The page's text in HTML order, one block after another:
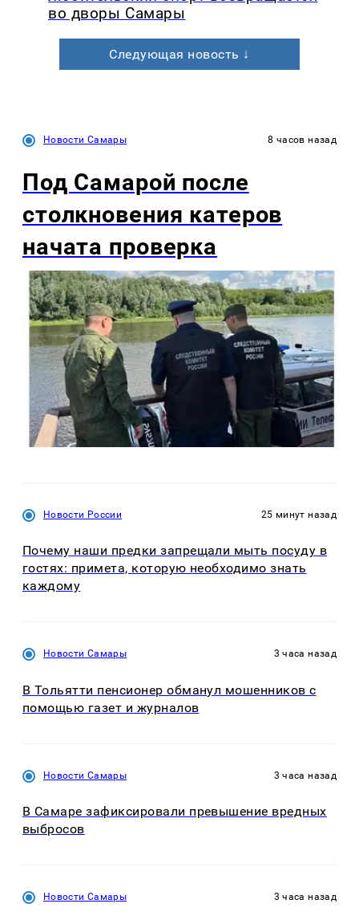
во дворы Самары
Следующая новость ↓
Новости Самары 8 часов назад
Под Самарой после
столкновения катеров
начата проверка
Новости России 25 минут назад
Почему наши предки запрещали мыть посуду в
гостях: примета, которую необходимо знать
каждому
Новости Самары 3 часа назад
В Тольятти пенсионер обманул мошенников с
помощью газет и журналов
Новости Самары 3 часа назад
В Самаре зафиксировали превышение вредных
выбросов
Новости Самары 3 часа назад